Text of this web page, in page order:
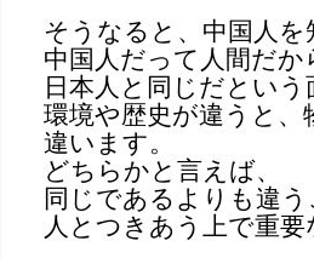
そうなると、中国人
中国人だって人間だか
日本人と同じだとい
環境や歴史が違うと
違います。
どちらかと言えば、
同じであるよりも違
人とつきあう上で重